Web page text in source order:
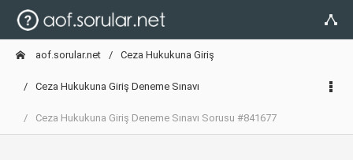
aof.sorular.net Ceza Hukukuna Giriş
Ceza Hukukuna Giriş Deneme Sınavı
Ceza Hukukuna Giriş Deneme Sınavı Sorusu #841677